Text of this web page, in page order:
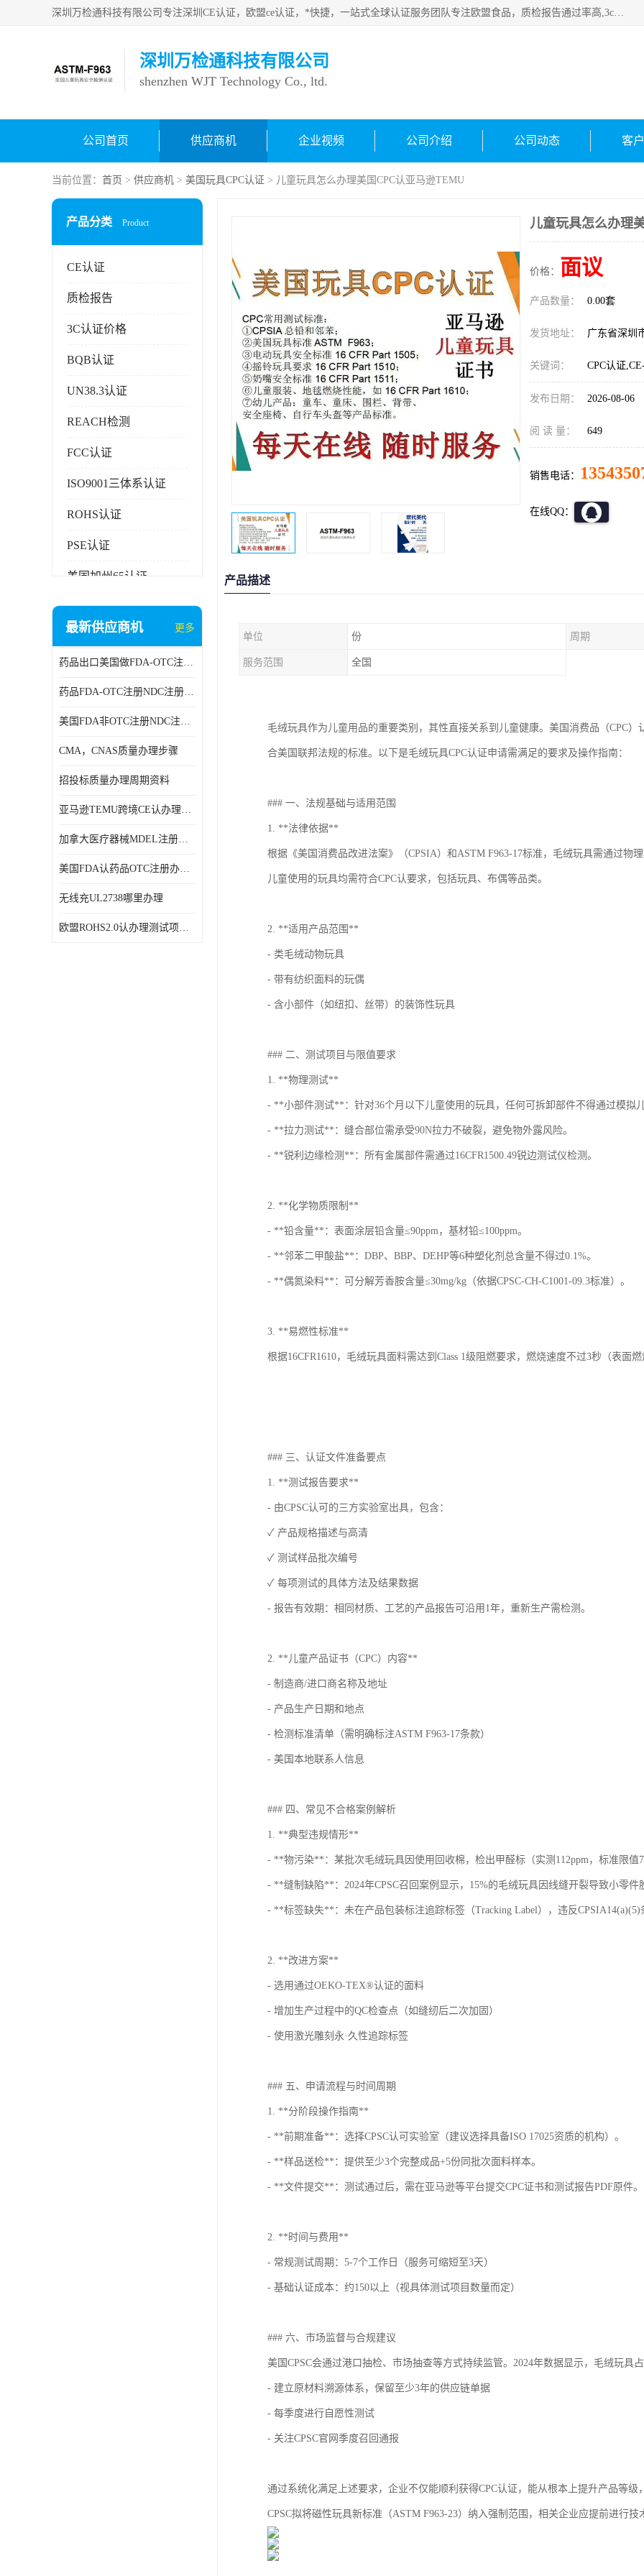
深圳万检通科技有限公司专注深圳CE认证，欧盟ce认证，*快捷，一站式全球认证服务团队专注欧盟食品，质检报告通过率高,3c认证优惠，欧盟公告机构授权代理，欢迎咨询
深圳万检通科技有限公司
shenzhen WJT Technology Co., ltd.
公司首页 供应商机 企业视频 公司介绍 公司动态 客
当前位置： 首页 > 供应商机 > 美国玩具CPC认证 > 儿童玩具怎么办理美国CPC认亚马逊TEMU
产品分类 Product
CE认证
质检报告
3C认证价格
BQB认证
UN38.3认证
REACH检测
FCC认证
ISO9001三体系认证
ROHS认证
PSE认证
美国加州65认证
AAA信用证书
RCM，C-TICK，SAA
商标专利办理
最新供应商机 更多
药品出口美国做FDA-OTC注册NDC注册周期时间
药品FDA-OTC注册NDC注册办理资料
美国FDA非OTC注册NDC注册办理流程
CMA，CNAS质量办理步骤
招投标质量办理周期资料
亚马逊TEMU跨境CE认办理流程周期
加拿大医疗器械MDEL注册办理资料周期
美国FDA认药品OTC注册办理周期时间
无线充UL2738哪里办理
欧盟ROHS2.0认办理测试项目有哪些
儿童玩具怎么办理
价格： 面议
产品数量： 0.00套
发货地址： 广东省深圳
关键词： CPC认证
发布日期： 2026-08-06
阅 读 量： 649
销售电话：
在线QQ：
产品描述
单位 份 周期
服务范围 全国
毛绒玩具作为儿童用品的重要类别，其性直接关系到儿童健康。美国消费品（CPC
合美国联邦法规的标准。以下是毛绒玩具CPC认证申请需满足的要求及操作指南：
### 一、法规基础与适用范围
1. **法律依据**
根据《美国消费品改进法案》（CPSIA）和ASTM F963-17标准，毛绒玩具需通过物
儿童使用的玩具均需符合CPC认要求，包括玩具、布偶等品类。
2. **适用产品范围**
- 类毛绒动物玩具
- 带有纺织面料的玩偶
- 含小部件（如纽扣、丝带）的装饰性玩具
### 二、测试项目与限值要求
1. **物理测试**
- **小部件测试**：针对36个月以下儿童使用的玩具，任何可拆卸部件不得通过模拟
- **拉力测试**：缝合部位需承受90N拉力不破裂，避免物外露风险。
- **锐利边缘检测**：所有金属部件需通过16CFR1500.49锐边测试仪检测。
2. **化学物质限制**
- **铅含量**：表面涂层铅含量≤90ppm，基材铅≤100ppm。
- **邻苯二甲酸盐**：DBP、BBP、DEHP等6种塑化剂总含量不得过0.1%。
- **偶氮染料**：可分解芳香胺含量≤30mg/kg（依据CPSC-CH-C1001-09.3标准）。
3. **易燃性标准**
根据16CFR1610，毛绒玩具面料需达到Class 1级阻燃要求，燃烧速度不过3秒（表面燃
### 三、认证文件准备要点
1. **测试报告要求**
- 由CPSC认可的三方实验室出具，包含：
✓ 产品规格描述与高清
✓ 测试样品批次编号
✓ 每项测试的具体方法及结果数据
- 报告有效期：相同材质、工艺的产品报告可沿用1年，重新生产需检测。
2. **儿童产品证书（CPC）内容**
- 制造商/进口商名称及地址
- 产品生产日期和地点
- 检测标准清单（需明确标注ASTM F963-17条款）
- 美国本地联系人信息
### 四、常见不合格案例解析
1. **典型违规情形**
- **物污染**：某批次毛绒玩具因使用回收棉，检出甲醛标（实测112ppm，标准限值
- **缝制缺陷**：2024年CPSC召回案例显示，15%的毛绒玩具因线缝开裂导致小零件
- **标签缺失**：未在产品包装标注追踪标签（Tracking Label），违反CPSIA14(a)(5)
2. **改进方案**
- 选用通过OEKO-TEX®认证的面料
- 增加生产过程中的QC检查点（如缝纫后二次加固）
- 使用激光雕刻永·久性追踪标签
### 五、申请流程与时间周期
1. **分阶段操作指南**
- **前期准备**：选择CPSC认可实验室（建议选择具备ISO 17025资质的机构）。
- **样品送检**：提供至少3个完整成品+5份同批次面料样本。
- **文件提交**：测试通过后，需在亚马逊等平台提交CPC证书和测试报告PDF原件。
2. **时间与费用**
- 常规测试周期：5-7个工作日（服务可缩短至3天）
- 基础认证成本：约150以上（视具体测试项目数量而定）
### 六、市场监督与合规建议
美国CPSC会通过港口抽检、市场抽查等方式持续监管。2024年数据显示，毛绒玩具
- 建立原材料溯源体系，保留至少3年的供应链单据
- 每季度进行自愿性测试
- 关注CPSC官网季度召回通报
通过系统化满足上述要求，企业不仅能顺利获得CPC认证，能从根本上提升产品等
CPSC拟将磁性玩具新标准（ASTM F963-23）纳入强制范围，相关企业应提前进行技